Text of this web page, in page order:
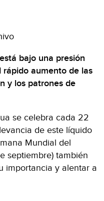
bajo una presión
aumento de las
y los patrones de
se celebra cada 22
de este líquido
Mundial del
septiembre) también
importancia y alentar a